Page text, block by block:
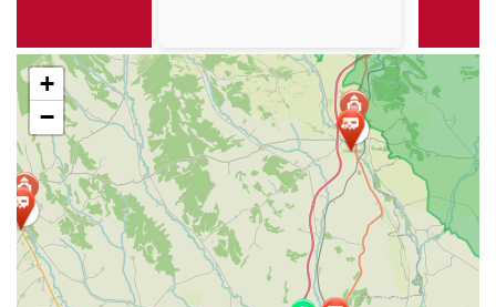
Pular
mapa
3
3
+
−